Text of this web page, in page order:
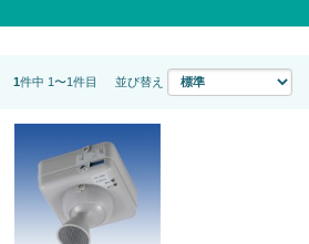
1件中 1〜1件目 並び替え